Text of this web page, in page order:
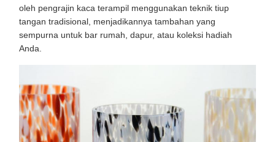
oleh pengrajin kaca terampil menggunakan teknik tiup
tangan tradisional, menjadikannya tambahan yang
sempurna untuk bar rumah, dapur, atau koleksi hadiah
Anda.